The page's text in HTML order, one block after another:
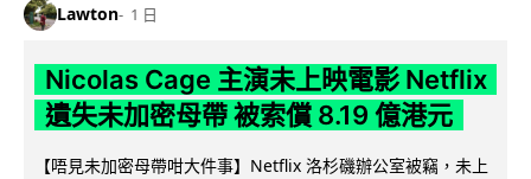
Lawton 1 日
Nicolas Cage 主演未上映電影 Netflix
遺失未加密母帶 被索償 8.19 億港元
【唔見未加密母帶咁大件事】Netflix 洛杉磯辦公室被竊，未上